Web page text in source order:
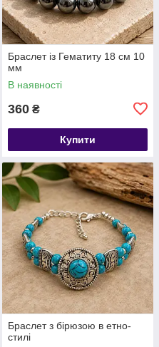
Браслет із Гематиту 18 см 10
мм
В наявності
360 ₴
Купити
Браслет з бірюзою в етно-
стилі